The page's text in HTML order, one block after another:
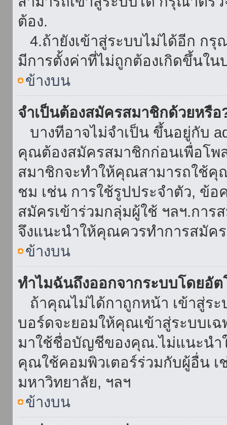
ต้อง.
4.ถ้ายังเข้าสู่ระบบไม่ได้อีก กรุ
มีการตั้งค่าที่ไม่ถูกต้องเกิดขึ้นใน
ข้างบน
จำเป็นต้องสมัครสมาชิกด้วยหรือ
บางทีอาจไม่จำเป็น ขึ้นอยู่กับ
คุณต้องสมัครสมาชิกก่อนเพื่อโพ
สมาชิกจะทำให้คุณสามารถใช้คุ
ชม เช่น การใช้รูปประจำตัว, ข้อ
สมัครเข้าร่วมกลุ่มผู้ใช้ ฯลฯ.การ
จึงแนะนำให้คุณควรทำการสมัค
ข้างบน
ทำไมฉันถึงออกจากระบบโดยอั
ถ้าคุณไม่ได้กาถูกหน้า เข้าสู่ร
บอร์ดจะยอมให้คุณเข้าสู่ระบบเ
มาใช้ชื่อบัญชีของคุณ.ไม่แนะนำ
คุณใช้คอมพิวเตอร์ร่วมกับผู้อื่น เ
มหาวิทยาลัย, ฯลฯ
ข้างบน